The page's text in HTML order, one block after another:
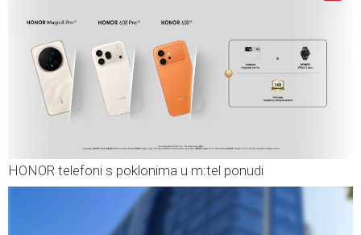
HONOR telefoni s poklonima u m:tel ponudi